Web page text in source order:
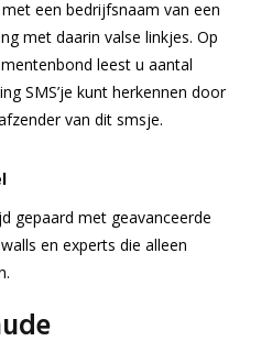
een bedrijfsnaam van een
met daarin valse linkjes. Op
leest u aantal
SMS’je kunt herkennen door
van dit smsje.
gepaard met geavanceerde
en experts die alleen